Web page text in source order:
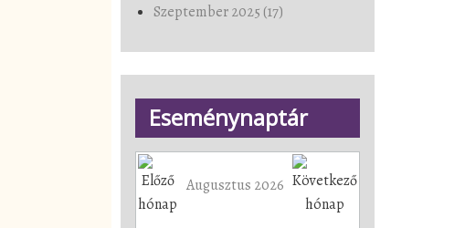
Szeptember 2025 (17)
Eseménynaptár
Augusztus 2026